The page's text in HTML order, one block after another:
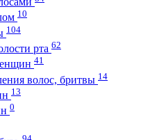
10
104
рта 62
41
волос, бритвы 14
13
0
94